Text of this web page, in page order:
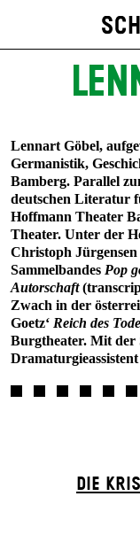
Lennart Göbel,
Germanistik,
Bamberg. Parallel
deutschen Literatur
Hoffmann Theater
Theater. Unter der
Christoph
Sammelbandes Pop
Autorschaft
Zwach in der
Goetz‘ Reich des
Burgtheater. Mit der
DIE